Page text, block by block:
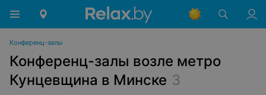
Конференц-залы
Конференц-залы возле метро
Кунцевщина в Минске 3